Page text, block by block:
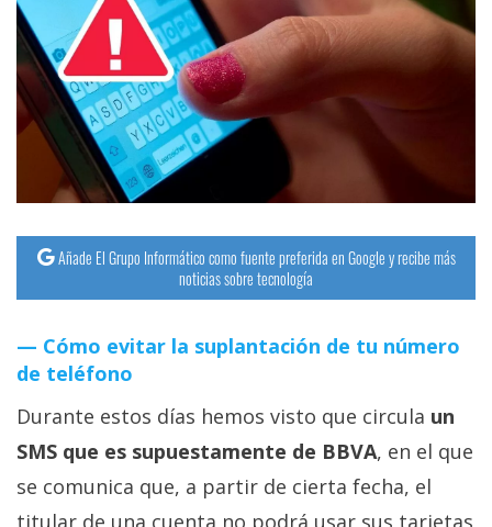
Añade El Grupo Informático como fuente preferida en Google y recibe más
noticias sobre tecnología
Cómo evitar la suplantación de tu número
de teléfono
Durante estos días hemos visto que circula un
SMS que es supuestamente de BBVA, en el que
se comunica que, a partir de cierta fecha, el
titular de una cuenta no podrá usar sus tarjetas